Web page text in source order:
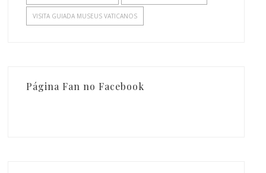
VISITA GUIADA MUSEUS VATICANOS
Página Fan no Facebook